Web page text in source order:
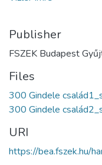
Publisher
FSZEK Budapest
Files
300 Gindele
300 Gindele
URI
https://bea.fszek.hu/